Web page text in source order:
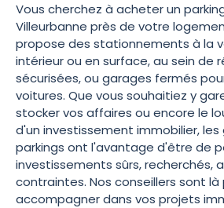
Vous cherchez à acheter un
Villeurbanne près de votre logement
propose des stationnements à la
intérieur ou en surface, au sein de
sécurisées, ou garages fermés
voitures. Que vous souhaitiez y
stocker vos affaires ou encore le
d'un investissement immobilier,
parkings ont l'avantage d'être de
investissements sûrs, recherchés,
contraintes. Nos conseillers sont là
accompagner dans vos projets